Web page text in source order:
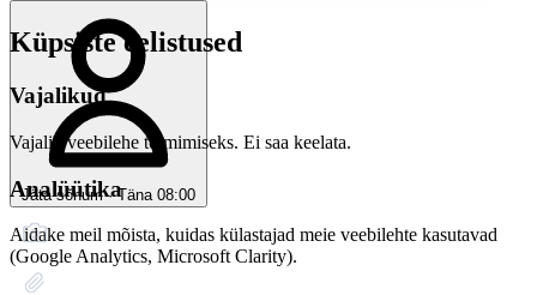
Jäta sõnum · Täna 08:00
Küpsiste eelistused
Vajalikud
Vajalik veebilehe toimimiseks. Ei saa keelata.
Analüütika
Aidake meil mõista, kuidas külastajad meie veebilehte kasutavad
(Google Analytics, Microsoft Clarity).